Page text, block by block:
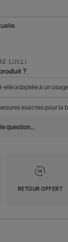
LULLI
?
elle adaptée à un
exactes pour la
RETOUR OFFERT